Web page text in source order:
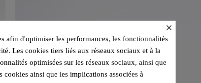
×
afin d'optimiser les performances, les fonctionnalités
Les cookies tiers liés aux réseaux sociaux et à la
optimisées sur les réseaux sociaux, ainsi que
cookies ainsi que les implications associées à